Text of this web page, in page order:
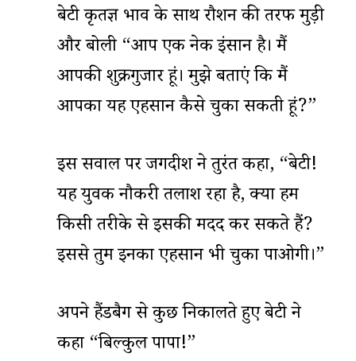
बेटी कृतज्ञ भाव के साथ रौशन की तरफ मुड़ी
और बोली “आप एक नेक इंसान है। मैं
आपकी शुक्रगुजार हूं। मुझे बताएं कि मैं
आपका यह एहसान कैसे चुका सकती हूं?”
इस सवाल पर जगदीश ने तुरंत कहा, “बेटी!
यह युवक नौकरी तलाश रहा है, क्या हम
किसी तरीके से इसकी मदद कर सकते हैं?
इससे तुम इनका एहसान भी चुका पाओगी।”
अपने हैंडबैग से कुछ निकालते हुए बेटी ने
कहा “बिल्कुल पापा!”